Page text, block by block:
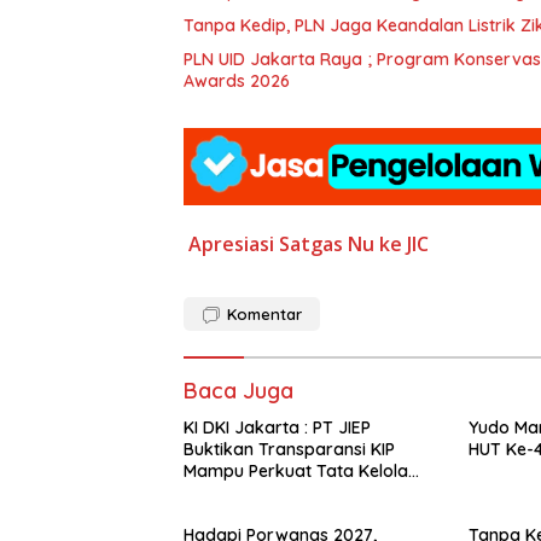
Tanpa Kedip, PLN Jaga Keandalan Listrik
PLN UID Jakarta Raya ; Program
Awards 2026
Apresiasi Satgas Nu ke JIC
Komentar
Baca Juga
KI DKI Jakarta : PT JIEP
Buktikan Transparansi KIP
Mampu Perkuat Tata Kelola
Yudo
HUT Ke-
Hadapi Porwanas 2027, Tanpa